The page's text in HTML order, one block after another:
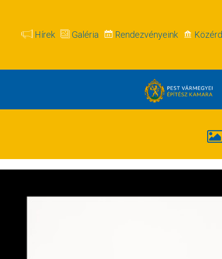
Hírek Galéria Rendezvényeink